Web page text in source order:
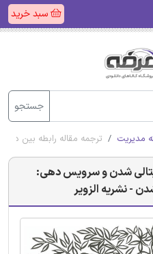
سبد خرید
جستجو
مدیریت ترجمه مقاله رابطه بین
شدن و سرویس دهی:
- نشریه الزویر